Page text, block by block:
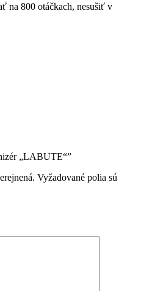
na 800 otáčkach, nesušiť v
„LABUTE“”
Vyžadované polia sú